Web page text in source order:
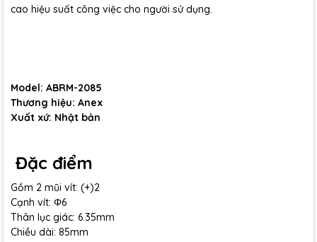
cao hiệu suất công việc cho người sử dụng.
Model: ABRM-2085
Thương hiệu: Anex
Xuất xứ: Nhật bản
Đặc điểm
Gồm 2 mũi vít: (+)2
Cạnh vít: Φ6
Thân lục giác: 6.35mm
Chiều dài: 85mm